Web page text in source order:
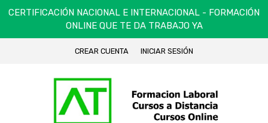
CERTIFICACIÓN NACIONAL E INTERNACIONAL - FORMACIÓN
ONLINE QUE TE DA TRABAJO YA
CREAR CUENTA INICIAR SESIÓN